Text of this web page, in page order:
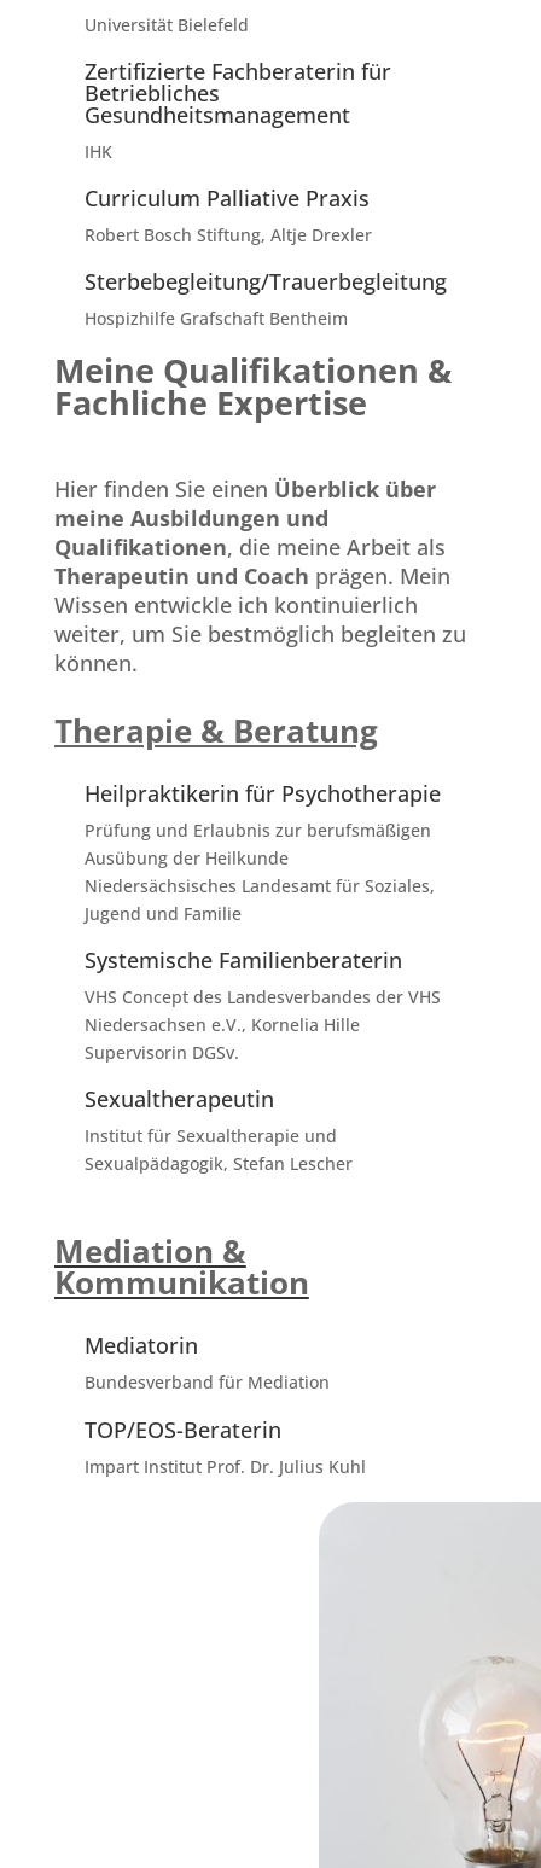
Universität Bielefeld
Zertifizierte Fachberaterin für
Betriebliches
Gesundheitsmanagement
IHK
Curriculum Palliative Praxis
Robert Bosch Stiftung, Altje Drexler
Sterbebegleitung/Trauerbegleitung
Hospizhilfe Grafschaft Bentheim
Meine Qualifikationen &
Fachliche Expertise
Hier finden Sie einen Überblick über
meine Ausbildungen und
Qualifikationen, die meine Arbeit als
Therapeutin und Coach prägen. Mein
Wissen entwickle ich kontinuierlich
weiter, um Sie bestmöglich begleiten zu
können.
Therapie & Beratung
Heilpraktikerin für Psychotherapie
Prüfung und Erlaubnis zur berufsmäßigen
Ausübung der Heilkunde
Niedersächsisches Landesamt für Soziales,
Jugend und Familie
Systemische Familienberaterin
VHS Concept des Landesverbandes der VHS
Niedersachsen e.V., Kornelia Hille
Supervisorin DGSv.
Sexualtherapeutin
Institut für Sexualtherapie und
Sexualpädagogik, Stefan Lescher
Mediation &
Kommunikation
Mediatorin
Bundesverband für Mediation
TOP/EOS-Beraterin
Impart Institut Prof. Dr. Julius Kuhl